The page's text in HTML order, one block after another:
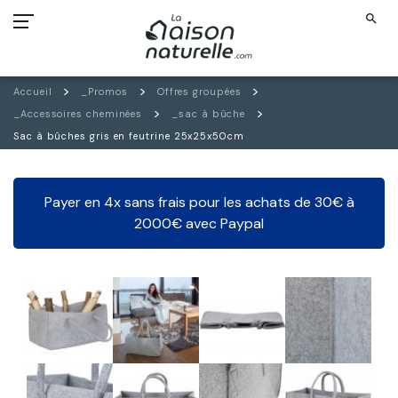
search
Accueil _Promos
Offres groupées
_Accessoires cheminées
_sac à bûche
Sac à bûches gris en feutrine 25x25x50cm
Payer en 4x sans frais pour les achats de 30€ à
2000€ avec Paypal